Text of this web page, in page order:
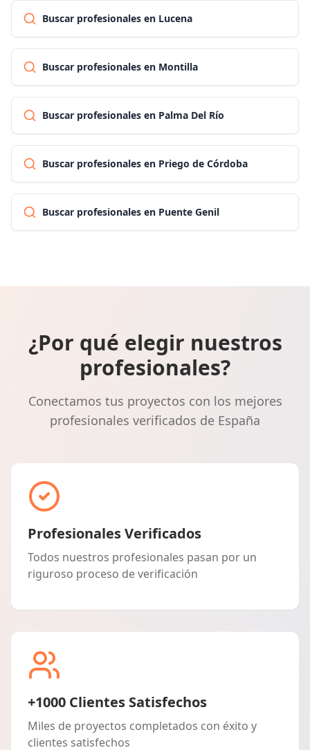
Buscar profesionales en Lucena
Buscar profesionales en Montilla
Buscar profesionales en Palma Del Río
Buscar profesionales en Priego de Córdoba
Buscar profesionales en Puente Genil
¿Por qué elegir nuestros
profesionales?
Conectamos tus proyectos con los mejores
profesionales verificados de España
Profesionales Verificados
Todos nuestros profesionales pasan por un
riguroso proceso de verificación
+1000 Clientes Satisfechos
Miles de proyectos completados con éxito y
clientes satisfechos